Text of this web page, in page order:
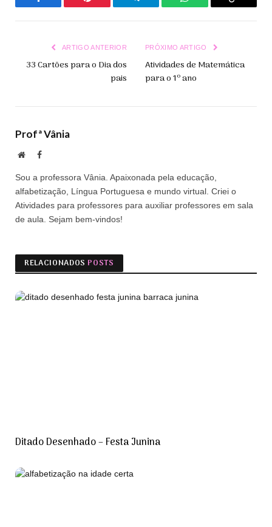
Facebook Pinterest Telegrama WhatsAppCopiar
ARTIGO ANTERIOR
33 Cartões para o Dia dos
pais
PRÓXIMO ARTIGO
Atividades de Matemática
para o 1º ano
Profª Vânia
Site Facebook
Sou a professora Vânia. Apaixonada pela educação,
alfabetização, Língua Portuguesa e mundo virtual. Criei o
Atividades para professores para auxiliar professores em sala
de aula. Sejam bem-vindos!
RELACIONADOS POSTS
Ditado Desenhado – Festa Junina